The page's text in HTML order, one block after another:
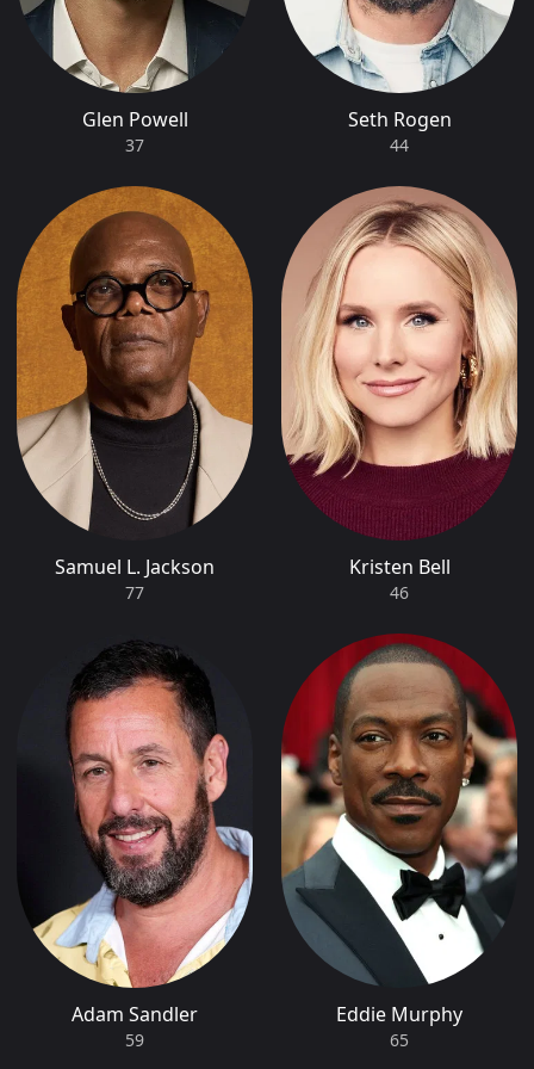
Glen Powell
37
Seth Rogen
44
Samuel L. Jackson
77
Kristen Bell
46
Adam Sandler
59
Eddie Murphy
65